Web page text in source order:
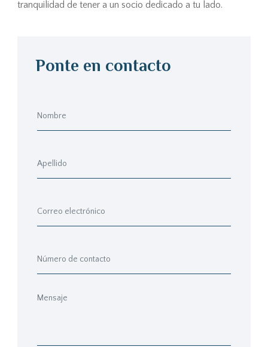
tranquilidad de tener a un socio dedicado a tu lado.
Ponte en contacto